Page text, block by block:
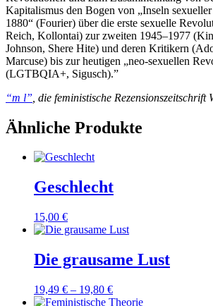
Kapitalismus den Bogen von „Inseln
1880“ (Fourier) über die erste sexuelle
Reich, Kollontai) zur zweiten 1945–1977
Johnson, Shere Hite) und deren Kritikern
Marcuse) bis zur heutigen „neo-sexuellen
(LGTBQIA+, Sigusch).”
“m l” , die feministische Rezensionszeitschrift
Ähnliche Produkte
Geschlecht
15,00 €
Die grausame Lust
19,49 € – 19,80 €